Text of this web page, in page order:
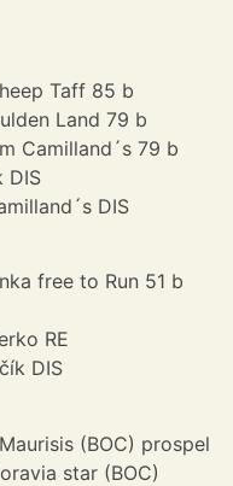
Taff 85 b
Land 79 b
Camilland´s 79 b
DIS
DIS
free to Run 51 b
RE
DIS
(BOC) prospel
star (BOC)